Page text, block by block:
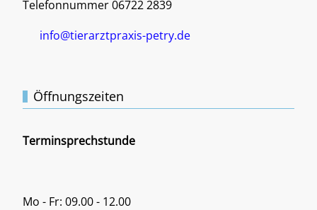
Telefonnummer 06722 2839
info@tierarztpraxis-petry.de
Öffnungszeiten
Terminsprechstunde
Mo - Fr: 09.00 - 12.00